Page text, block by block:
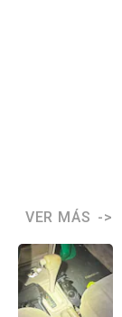
VER MÁS